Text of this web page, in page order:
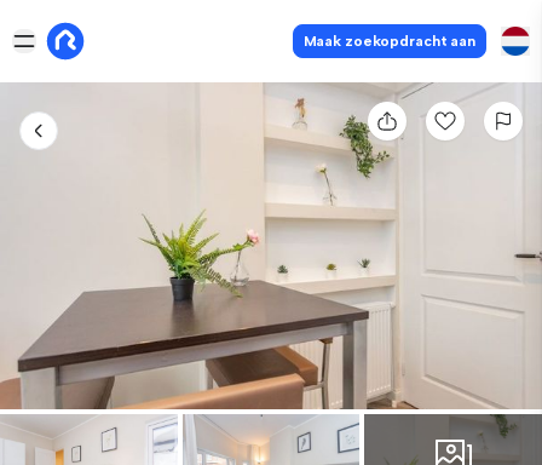
Maak zoekopdracht aan